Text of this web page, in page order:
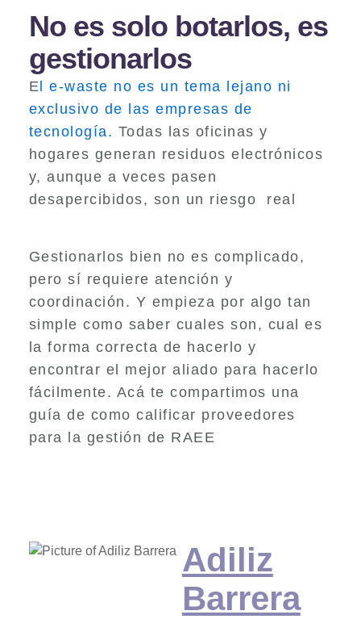
No es solo botarlos, es
gestionarlos
E l e-waste no es un tema lejano ni
exclusivo de las empresas de
tecnología. Todas las oficinas y
hogares generan residuos electrónicos
y, aunque a veces pasen
desapercibidos, son un riesgo real
Gestionarlos bien no es complicado,
pero sí requiere atención y
coordinación. Y empieza por algo tan
simple como saber cuales son, cual es
la forma correcta de hacerlo y
encontrar el mejor aliado para hacerlo
fácilmente. Acá te compartimos una
guía de como calificar proveedores
para la gestión de RAEE
Adiliz
Barrera